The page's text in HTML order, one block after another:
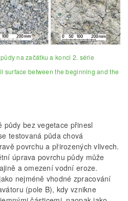
na začátku a konci 2. série
surface between the beginning and the
půdy bez vegetace přinesl
testovaná půda chová
povrchu a přirozených vlivech.
úprava povrchu půdy může
a omezení vodní eroze.
nejméně vhodné zpracování
(pole B), kdy vznikne